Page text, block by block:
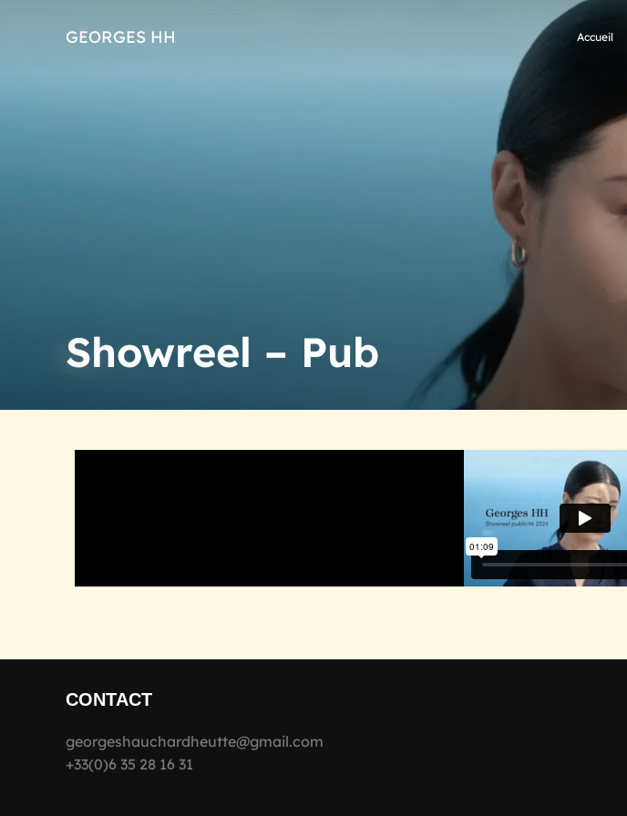
GEORGES HH Accueil
Showreel – Pub
CONTACT
georgeshauchardheutte@gmail.com
+33(0)6 35 28 16 31